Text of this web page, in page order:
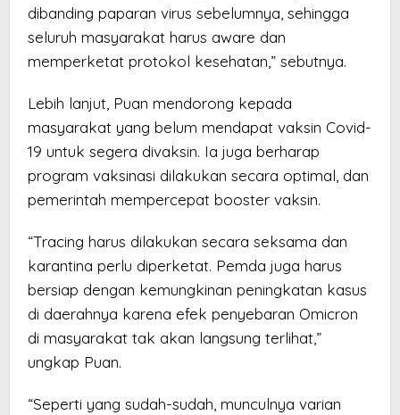
dibanding paparan virus sebelumnya, sehingga
seluruh masyarakat harus aware dan
memperketat protokol kesehatan,” sebutnya.
Lebih lanjut, Puan mendorong kepada
masyarakat yang belum mendapat vaksin Covid-
19 untuk segera divaksin. Ia juga berharap
program vaksinasi dilakukan secara optimal, dan
pemerintah mempercepat booster vaksin.
“Tracing harus dilakukan secara seksama dan
karantina perlu diperketat. Pemda juga harus
bersiap dengan kemungkinan peningkatan kasus
di daerahnya karena efek penyebaran Omicron
di masyarakat tak akan langsung terlihat,”
ungkap Puan.
“Seperti yang sudah-sudah, munculnya varian